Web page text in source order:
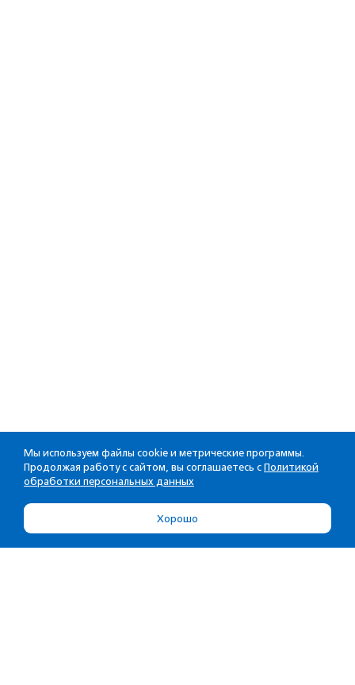
Мы используем файлы cookie и метрические программы.
Продолжая работу с сайтом, вы соглашаетесь с Политикой
обработки персональных данных
Хорошо